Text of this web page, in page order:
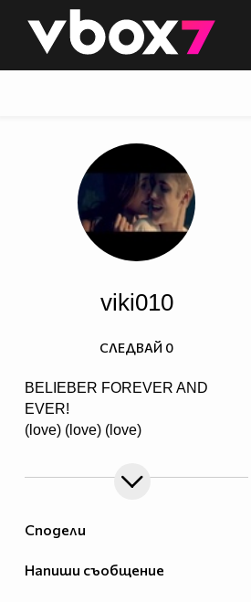
👾
Сподели
Напиши съобщение
viki010
BELIEBER FOREVER AND
EVER!
(love) (love) (love)
СЛЕДВАЙ 0